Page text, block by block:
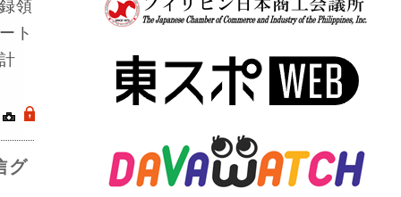
領
ト
.
グ